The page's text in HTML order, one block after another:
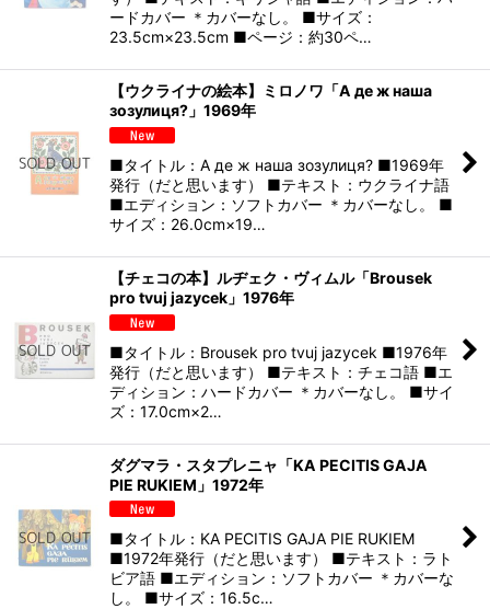
ードカバー ＊カバーなし。 ■サイズ：
23.5cm×23.5cm ■ページ：約30ペ…
【ウクライナの絵本】ミロノワ「А де ж наша
зозулиця?」1969年
■タイトル：А де ж наша зозулиця? ■1969年
発行（だと思います） ■テキスト：ウクライナ語
■エディション：ソフトカバー ＊カバーなし。 ■
サイズ：26.0cm×19…
【チェコの本】ルヂェク・ヴィムル「Brousek
pro tvuj jazycek」1976年
■タイトル：Brousek pro tvuj jazycek ■1976年
発行（だと思います） ■テキスト：チェコ語 ■エ
ディション：ハードカバー ＊カバーなし。 ■サイ
ズ：17.0cm×2…
ダグマラ・スタプレニャ「KA PECITIS GAJA
PIE RUKIEM」1972年
■タイトル：KA PECITIS GAJA PIE RUKIEM
■1972年発行（だと思います） ■テキスト：ラト
ビア語 ■エディション：ソフトカバー ＊カバーな
し。 ■サイズ：16.5c…